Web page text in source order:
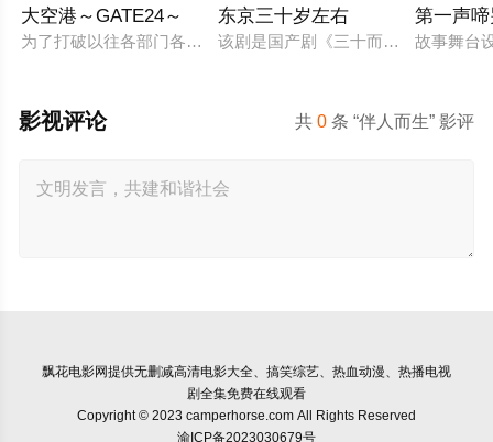
大空港～GATE24～
为了打破以往各部门各自为政的死板规矩，内阁官房直属成立
东京三十岁左右
该剧是国产剧《三十而已》的日本翻
第一声
故事舞台
共0 条 “伴人而生” 影评
影视评论
飘花电影网提供无删减高清电影大全、搞笑综艺、热血动漫、热播电视
剧全集免费在线观看
Copyright © 2023 camperhorse.com All Rights Reserved
渝ICP备2023030679号